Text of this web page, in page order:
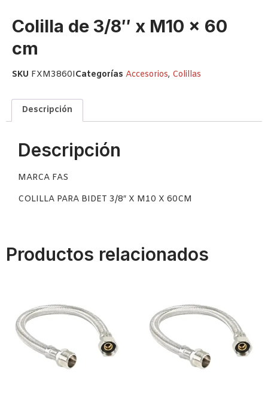
Colilla de 3/8″ x M10 x 60
cm
SKU FXM3860ICategorías Accesorios, Colillas
Descripción
Descripción
MARCA FAS
COLILLA PARA BIDET 3/8″ X M10 X 60CM
Productos relacionados